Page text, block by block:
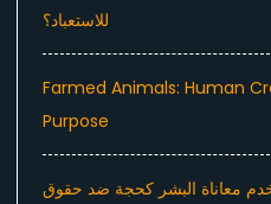
للاستعباد؟
Farmed Animals: Human
Purpose
معاناة البشر كحجة ضد حقوق